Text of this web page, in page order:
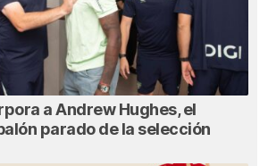
a Andrew Hughes, el
parado de la selección